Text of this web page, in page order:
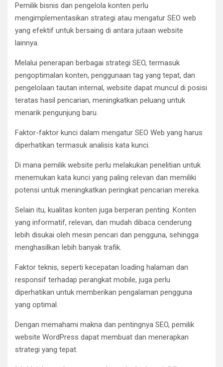
Pemilik bisnis dan pengelola konten perlu
mengimplementasikan strategi atau mengatur SEO web
yang efektif untuk bersaing di antara jutaan website
lainnya.
Melalui penerapan berbagai strategi SEO, termasuk
pengoptimalan konten, penggunaan tag yang tepat, dan
pengelolaan tautan internal, website dapat muncul di posisi
teratas hasil pencarian, meningkatkan peluang untuk
menarik pengunjung baru.
Faktor-faktor kunci dalam mengatur SEO Web yang harus
diperhatikan termasuk analisis kata kunci.
Di mana pemilik website perlu melakukan penelitian untuk
menemukan kata kunci yang paling relevan dan memiliki
potensi untuk meningkatkan peringkat pencarian mereka.
Selain itu, kualitas konten juga berperan penting. Konten
yang informatif, relevan, dan mudah dibaca cenderung
lebih disukai oleh mesin pencari dan pengguna, sehingga
menghasilkan lebih banyak trafik.
Faktor teknis, seperti kecepatan loading halaman dan
responsif terhadap perangkat mobile, juga perlu
diperhatikan untuk memberikan pengalaman pengguna
yang optimal.
Dengan memahami makna dan pentingnya SEO, pemilik
website WordPress dapat membuat dan menerapkan
strategi yang tepat.